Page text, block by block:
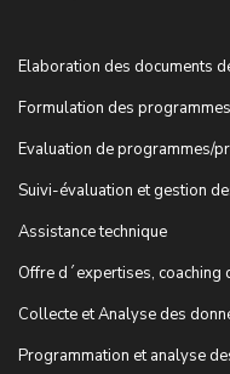
Elaboration des documents
Formulation des
Evaluation de programmes/
Suivi-évaluation et gestion
Assistance technique
Offre d´expertises,
Collecte et Analyse des
Programmation et analyse